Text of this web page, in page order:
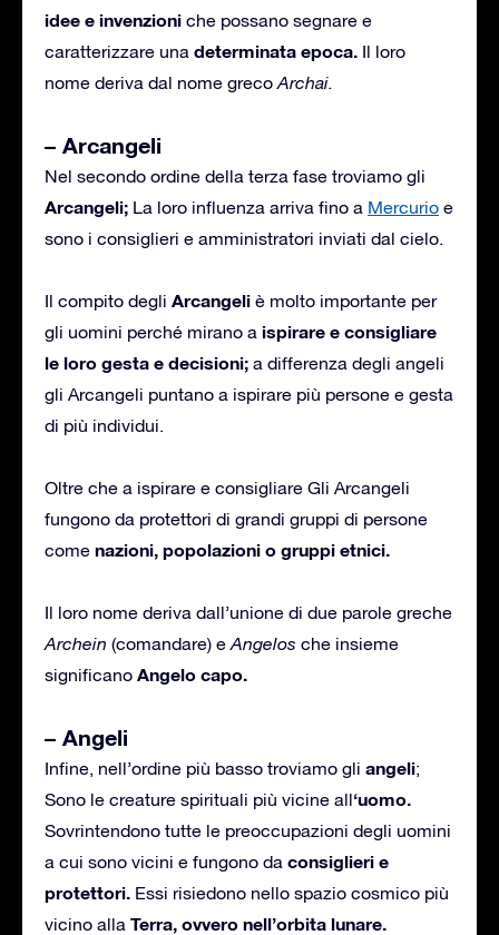
idee e invenzioni che possano segnare e
caratterizzare una determinata epoca. Il loro
nome deriva dal nome greco Archai.
– Arcangeli
Nel secondo ordine della terza fase troviamo gli
Arcangeli; La loro influenza arriva fino a Mercurio e
sono i consiglieri e amministratori inviati dal cielo.
Il compito degli Arcangeli è molto importante per
gli uomini perché mirano a ispirare e consigliare
le loro gesta e decisioni; a differenza degli angeli
gli Arcangeli puntano a ispirare più persone e gesta
di più individui.
Oltre che a ispirare e consigliare Gli Arcangeli
fungono da protettori di grandi gruppi di persone
come nazioni, popolazioni o gruppi etnici.
Il loro nome deriva dall’unione di due parole greche
Archein (comandare) e Angelos che insieme
significano Angelo capo.
– Angeli
Infine, nell’ordine più basso troviamo gli angeli;
Sono le creature spirituali più vicine all‘uomo.
Sovrintendono tutte le preoccupazioni degli uomini
a cui sono vicini e fungono da consiglieri e
protettori. Essi risiedono nello spazio cosmico più
vicino alla Terra, ovvero nell’orbita lunare.